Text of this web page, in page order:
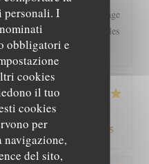
personali. I
obbligatori e
cookies
il tuo
cookies
per
navigazione,
del sito,
une valeur sûre... Dommage
en terrasse, perturbant les
: 5/5 Qualità / Prezzo /5